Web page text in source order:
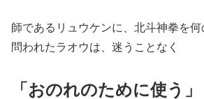
師であるリュウケンに、北斗神拳を
問われたラオウは、迷うことなく
「おのれのために使う」